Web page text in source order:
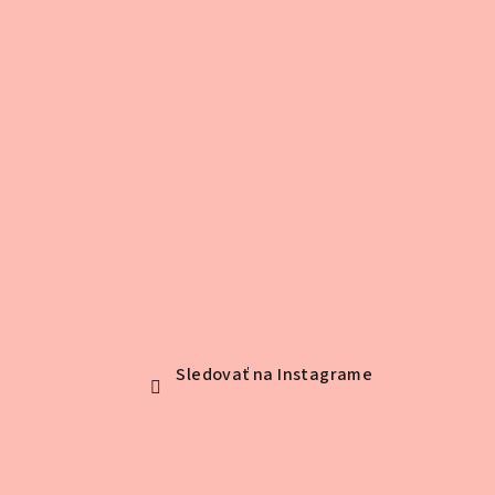
Sledovať na Instagrame